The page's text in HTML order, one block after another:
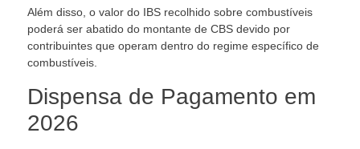
Além disso, o valor do IBS recolhido sobre combustíveis
poderá ser abatido do montante de CBS devido por
contribuintes que operam dentro do regime específico de
combustíveis.
Dispensa de Pagamento em
2026